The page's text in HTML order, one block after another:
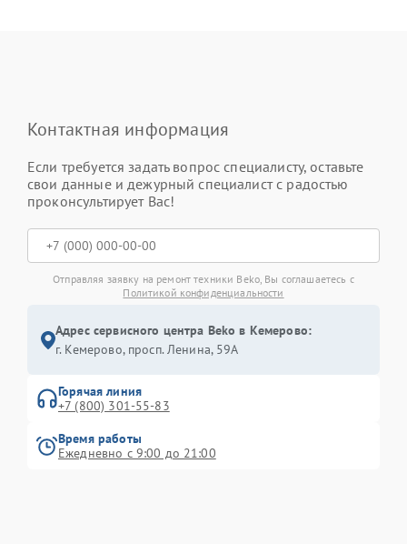
Контактная информация
Если требуется задать вопрос специалисту, оставьте
свои данные и дежурный специалист с радостью
проконсультирует Вас!
Отправляя заявку на ремонт техники Beko, Вы соглашаетесь с
Политикой конфиденциальности
Адрес сервисного центра Beko в Кемерово:
г. Кемерово, просп. Ленина, 59А
Горячая линия
+7 (800) 301-55-83
Время работы
Ежедневно с 9:00 до 21:00